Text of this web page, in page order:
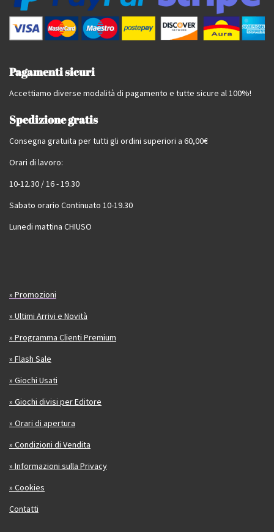
Pagamenti sicuri
Accettiamo diverse modalità di pagamento e tutte sicure al 100%!
Spedizione gratis
Consegna gratuita per tutti gli ordini superiori a 60,00€
Orari di lavoro:
10-12.30 / 16 - 19.30
Sabato orario Continuato 10-19.30
Lunedi mattina CHIUSO
» Promozioni
» Ultimi Arrivi e Novità
» Programma Clienti Premium
» Flash Sale
» Giochi Usati
» Giochi divisi per Editore
» Orari di apertura
» Condizioni di Vendita
» Informazioni sulla Privacy
» Cookies
Contatti